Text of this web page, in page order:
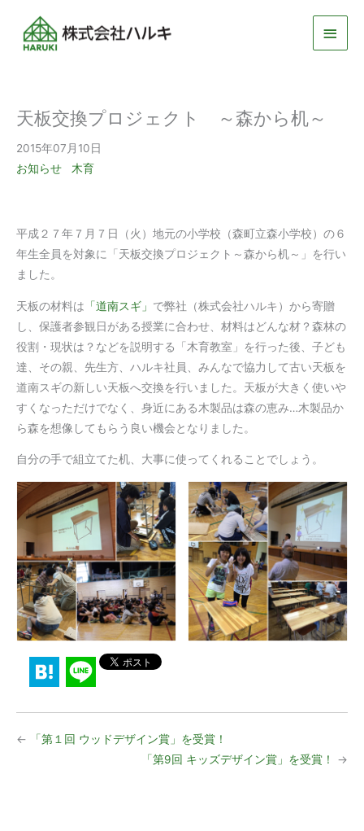
メ
メ
天板交換プロジェクト ～森から机～
2015年07月10日
お知らせ
木育
平成２７年７月７日（火）地元の小学校（森町立森小学校）の６
年生全員を対象に「天板交換プロジェクト～森から机～」を行い
ました。
天板の材料は 「道南スギ」 で弊社（株式会社ハルキ）から寄贈
し、保護者参観日がある授業に合わせ、材料はどんな材？森林の
役割・現状は？などを説明する「木育教室」を行った後、子ども
達、その親、先生方、ハルキ社員、みんなで協力して古い天板を
道南スギの新しい天板へ交換を行いました。天板が大きく使いや
すくなっただけでなく、身近にある木製品は森の恵み…木製品か
ら森を想像してもらう良い機会となりました。
自分の手で組立てた机、大事に使ってくれることでしょう。
←
「第１回 ウッドデザイン賞」を受賞！
「第9回 キッズデザイン賞」を受賞！
→